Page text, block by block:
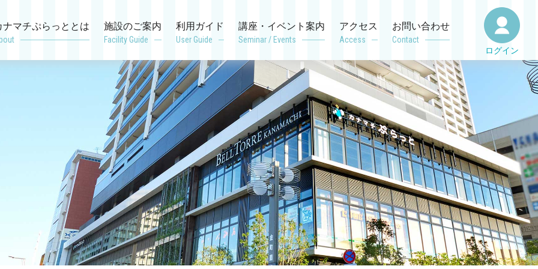
ナマチぷらっととは 施設のご案内
Facility Guide
利用ガイド
User Guide
講座・イベント案内
Seminar / Events
アクセス
Access
お問い合わせ
Contact
ログイン